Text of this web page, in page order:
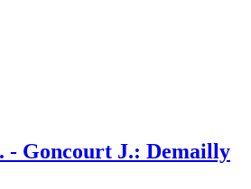
- Goncourt J.: Demailly